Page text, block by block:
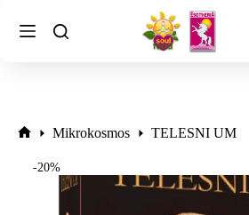
Mikrokosmos TELESNI UM
-20%